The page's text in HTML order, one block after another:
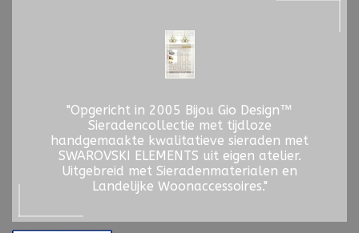
"Opgericht in 2005 Bijou Gio Design™
Sieradencollectie met tijdloze
handgemaakte kwalitatieve sieraden met
SWAROVSKI ELEMENTS uit eigen atelier.
Uitgebreid met Sieradenmaterialen en
Landelijke Woonaccessoires."